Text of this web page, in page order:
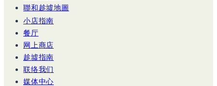
聯和趁墟地圖
小店指南
餐厅
网上商店
趁墟指南
联络我们
媒体中心